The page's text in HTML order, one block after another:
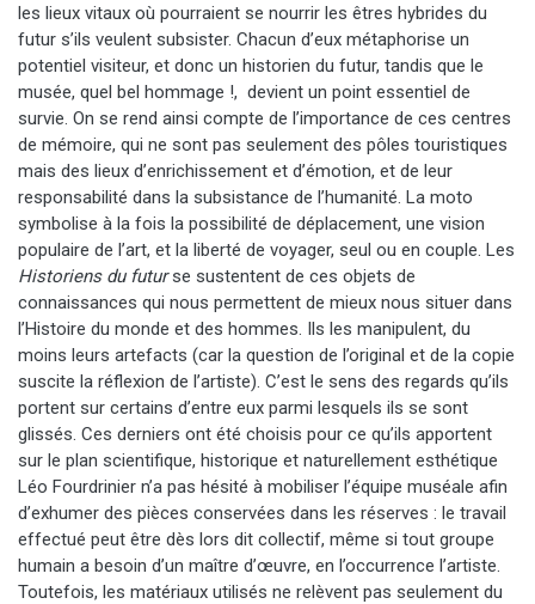
les lieux vitaux où pourraient se nourrir les êtres hybrides du
futur s’ils veulent subsister. Chacun d’eux métaphorise un
potentiel visiteur, et donc un historien du futur, tandis que le
musée, quel bel hommage !, devient un point essentiel de
survie. On se rend ainsi compte de l’importance de ces centres
de mémoire, qui ne sont pas seulement des pôles touristiques
mais des lieux d’enrichissement et d’émotion, et de leur
responsabilité dans la subsistance de l’humanité. La moto
symbolise à la fois la possibilité de déplacement, une vision
populaire de l’art, et la liberté de voyager, seul ou en couple. Les
Historiens du futurse sustentent de ces objets de
connaissances qui nous permettent de mieux nous situer dans
l’Histoire du monde et des hommes. Ils les manipulent, du
moins leurs artefacts (car la question de l’original et de la copie
suscite la réflexion de l’artiste). C’est le sens des regards qu’ils
portent sur certains d’entre eux parmi lesquels ils se sont
glissés. Ces derniers ont été choisis pour ce qu’ils apportent
sur le plan scientifique, historique et naturellement esthétique
Léo Fourdrinier n’a pas hésité à mobiliser l’équipe muséale afin
d’exhumer des pièces conservées dans les réserves : le travail
effectué peut être dès lors dit collectif, même si tout groupe
humain a besoin d’un maître d’œuvre, en l’occurrence l’artiste.
Toutefois, les matériaux utilisés ne relèvent pas seulement du